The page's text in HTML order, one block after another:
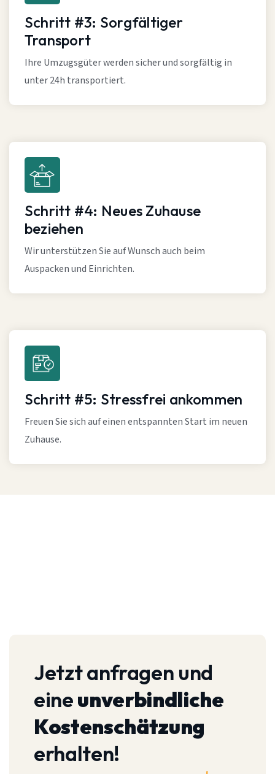
Schritt #3: Sorgfältiger
Transport
Ihre Umzugsgüter werden sicher und sorgfältig in
unter 24h transportiert.
Schritt #4: Neues Zuhause
beziehen
Wir unterstützen Sie auf Wunsch auch beim
Auspacken und Einrichten.
Schritt #5: Stressfrei ankommen
Freuen Sie sich auf einen entspannten Start im neuen
Zuhause.
Jetzt anfragen und
eineunverbindliche
Kostenschätzung
erhalten!